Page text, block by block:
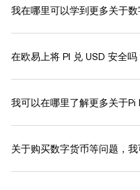
我在哪里可以学到更多关于
在欧易上将 PI 兑 USD 安全吗
我可以在哪里了解更多关于Pi
关于购买数字货币等问题，